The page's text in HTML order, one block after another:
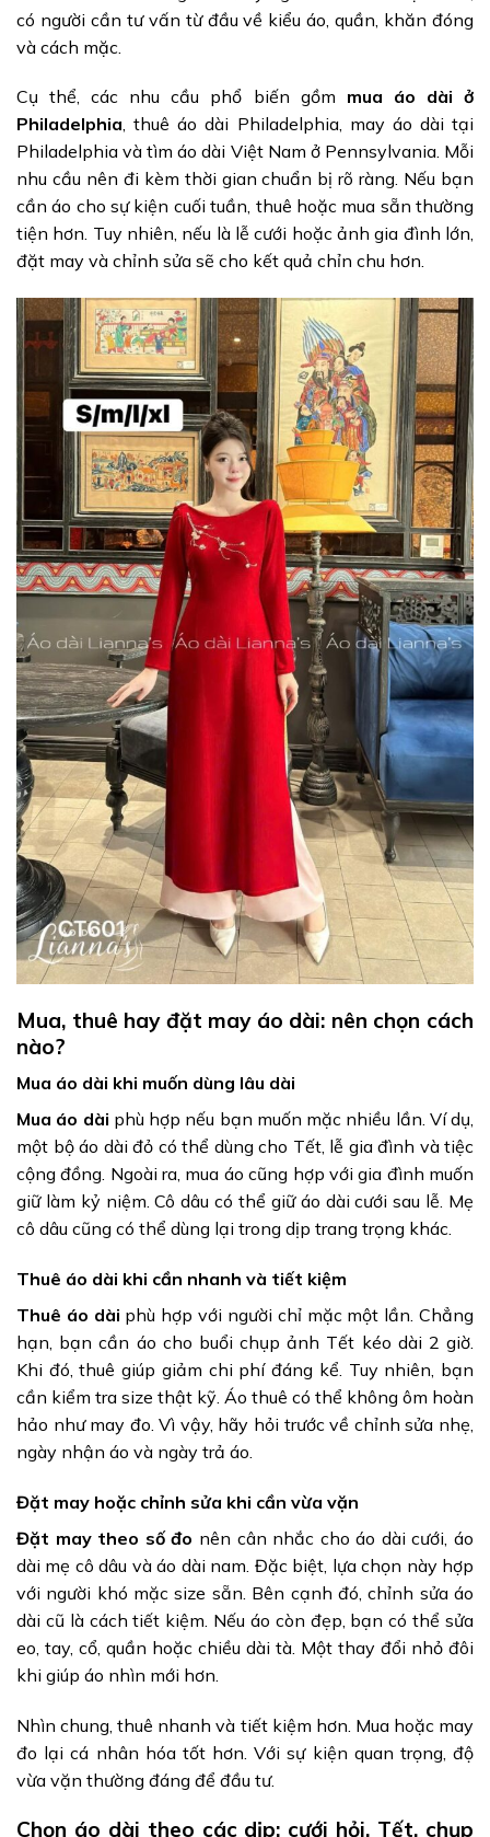
có người cần tư vấn từ đầu về kiểu áo, quần, khăn đóng
và cách mặc.
Cụ thể, các nhu cầu phổ biến gồm mua áo dài ở
Philadelphia, thuê áo dài Philadelphia, may áo dài tại
Philadelphia và tìm áo dài Việt Nam ở Pennsylvania. Mỗi
nhu cầu nên đi kèm thời gian chuẩn bị rõ ràng. Nếu bạn
cần áo cho sự kiện cuối tuần, thuê hoặc mua sẵn thường
tiện hơn. Tuy nhiên, nếu là lễ cưới hoặc ảnh gia đình lớn,
đặt may và chỉnh sửa sẽ cho kết quả chỉn chu hơn.
Mua, thuê hay đặt may áo dài: nên chọn cách
nào?
Mua áo dài khi muốn dùng lâu dài
Mua áo dài phù hợp nếu bạn muốn mặc nhiều lần. Ví dụ,
một bộ áo dài đỏ có thể dùng cho Tết, lễ gia đình và tiệc
cộng đồng. Ngoài ra, mua áo cũng hợp với gia đình muốn
giữ làm kỷ niệm. Cô dâu có thể giữ áo dài cưới sau lễ. Mẹ
cô dâu cũng có thể dùng lại trong dịp trang trọng khác.
Thuê áo dài khi cần nhanh và tiết kiệm
Thuê áo dài phù hợp với người chỉ mặc một lần. Chẳng
hạn, bạn cần áo cho buổi chụp ảnh Tết kéo dài 2 giờ.
Khi đó, thuê giúp giảm chi phí đáng kể. Tuy nhiên, bạn
cần kiểm tra size thật kỹ. Áo thuê có thể không ôm hoàn
hảo như may đo. Vì vậy, hãy hỏi trước về chỉnh sửa nhẹ,
ngày nhận áo và ngày trả áo.
Đặt may hoặc chỉnh sửa khi cần vừa vặn
Đặt may theo số đo nên cân nhắc cho áo dài cưới, áo
dài mẹ cô dâu và áo dài nam. Đặc biệt, lựa chọn này hợp
với người khó mặc size sẵn. Bên cạnh đó, chỉnh sửa áo
dài cũ là cách tiết kiệm. Nếu áo còn đẹp, bạn có thể sửa
eo, tay, cổ, quần hoặc chiều dài tà. Một thay đổi nhỏ đôi
khi giúp áo nhìn mới hơn.
Nhìn chung, thuê nhanh và tiết kiệm hơn. Mua hoặc may
đo lại cá nhân hóa tốt hơn. Với sự kiện quan trọng, độ
vừa vặn thường đáng để đầu tư.
Chọn áo dài theo các dịp: cưới hỏi, Tết, chụp